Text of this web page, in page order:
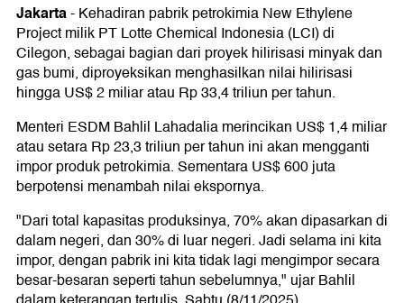
Jakarta-Kehadiran pabrik petrokimia New Ethylene
Project milik PT Lotte Chemical Indonesia (LCI) di
Cilegon, sebagai bagian dari proyek hilirisasi minyak dan
gas bumi, diproyeksikan menghasilkan nilai hilirisasi
hingga US$ 2 miliar atau Rp 33,4 triliun per tahun.
Menteri ESDM Bahlil Lahadalia merincikan US$ 1,4 miliar
atau setara Rp 23,3 triliun per tahun ini akan mengganti
impor produk petrokimia. Sementara US$ 600 juta
berpotensi menambah nilai ekspornya.
"Dari total kapasitas produksinya, 70% akan dipasarkan di
dalam negeri, dan 30% di luar negeri. Jadi selama ini kita
impor, dengan pabrik ini kita tidak lagi mengimpor secara
besar-besaran seperti tahun sebelumnya," ujar Bahlil